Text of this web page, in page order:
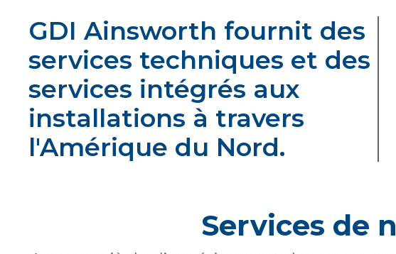
GDI Ainsworth fournit des
services techniques et des
services intégrés aux
installations à travers
l'Amérique du Nord.
Services de